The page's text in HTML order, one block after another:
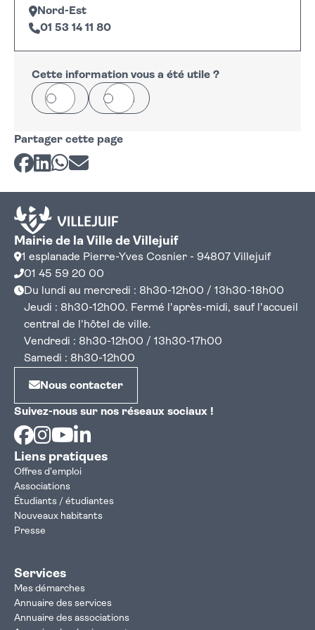
Nord-Est
01 53 14 11 80
+
−
Cette information vous a été utile ?
Oui Non
Partager cette page
Partager sur Facebook
Partager sur LinkedIn
Partager sur Whatsapp
Partager par courriel
Mairie de la Ville de Villejuif
1 esplanade Pierre-Yves Cosnier - 94807 Villejuif
01 45 59 20 00
Du lundi au mercredi : 8h30-12h00 / 13h30-18h00
Jeudi : 8h30-12h00. Fermé l'après-midi, sauf l'accueil
central de l'hôtel de ville.
Vendredi : 8h30-12h00 / 13h30-17h00
Samedi : 8h30-12h00
Nous contacter
Suivez-nous sur nos réseaux sociaux !
Facebook
Instagram
Youtube
Liens pratiques
Offres d'emploi
Associations
Étudiants / étudiantes
Nouveaux habitants
Presse
Services
Mes démarches
Annuaire des services
Annuaire des associations